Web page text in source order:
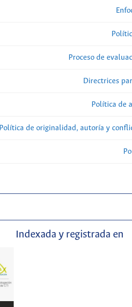
Proceso de
Directrices
Política de
Política de originalidad, autoría y
Indexada y registrada en